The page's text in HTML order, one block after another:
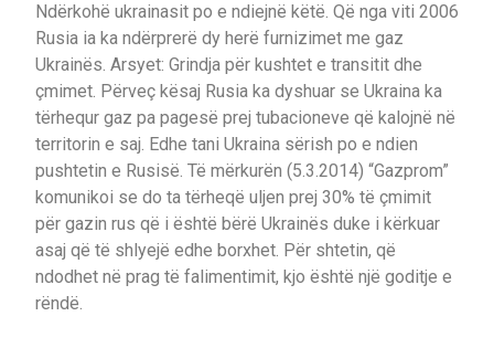
Ndërkohë ukrainasit po e ndiejnë këtë. Që nga viti 2006
Rusia ia ka ndërprerë dy herë furnizimet me gaz
Ukrainës. Arsyet: Grindja për kushtet e transitit dhe
çmimet. Përveç kësaj Rusia ka dyshuar se Ukraina ka
tërhequr gaz pa pagesë prej tubacioneve që kalojnë në
territorin e saj. Edhe tani Ukraina sërish po e ndien
pushtetin e Rusisë. Të mërkurën (5.3.2014) “Gazprom”
komunikoi se do ta tërheqë uljen prej 30% të çmimit
për gazin rus që i është bërë Ukrainës duke i kërkuar
asaj që të shlyejë edhe borxhet. Për shtetin, që
ndodhet në prag të falimentimit, kjo është një goditje e
rëndë.